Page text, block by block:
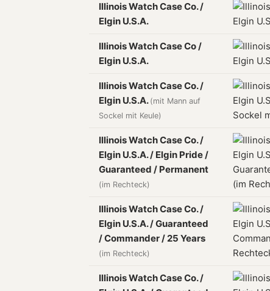
Illinois Watch Case Co. /
Elgin U.S.A.
Illinois Watch Case Co /
Elgin U.S.A.
Illinois Watch Case Co. /
Elgin U.S.A. (mit Mann auf
Sockel mit Keule)
Illinois Watch Case Co. /
Elgin U.S.A. / Elgin Pride /
Guaranteed / Permanent
(im Rechteck)
Illinois Watch Case Co. /
Elgin U.S.A. / Guaranteed
/ Commander / 25 Years
(im Rechteck)
Illinois Watch Case Co. /